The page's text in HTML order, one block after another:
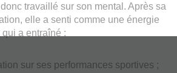
travaillé sur son mental. Après sa
elle a senti comme une énergie
qui a entraîné :
sur ses performances sportives ;